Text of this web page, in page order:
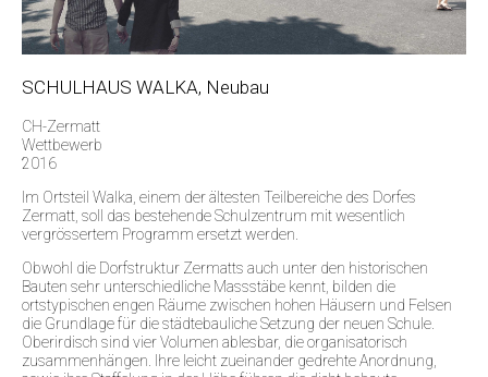
SCHULHAUS WALKA, Neubau
CH-Zermatt
Wettbewerb
2016
Im Ortsteil Walka, einem der ältesten Teilbereiche des Dorfes
Zermatt, soll das bestehende Schulzentrum mit wesentlich
vergrössertem Programm ersetzt werden.
Obwohl die Dorfstruktur Zermatts auch unter den historischen
Bauten sehr unterschiedliche Massstäbe kennt, bilden die
ortstypischen engen Räume zwischen hohen Häusern und Felsen
die Grundlage für die städtebauliche Setzung der neuen Schule.
Oberirdisch sind vier Volumen ablesbar, die organisatorisch
zusammenhängen. Ihre leicht zueinander gedrehte Anordnung,